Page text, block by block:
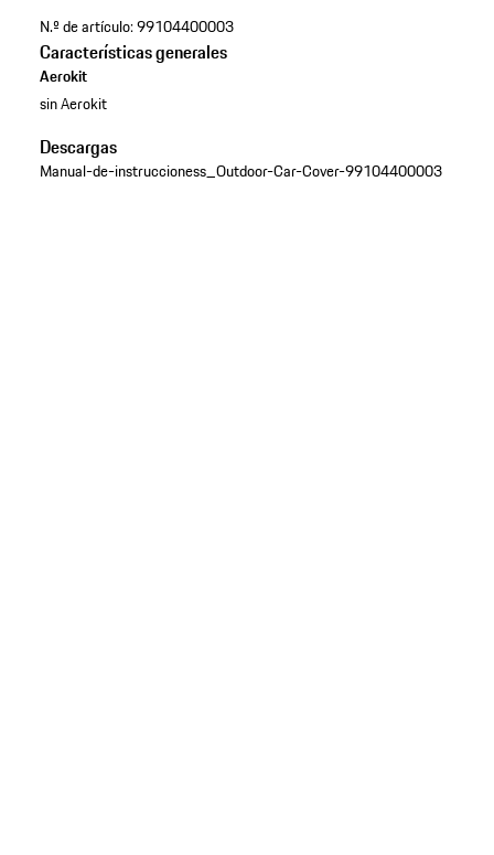
N.º de artículo:99104400003
Características generales
Aerokit
sin Aerokit
Descargas
Manual-de-instruccioness_Outdoor-Car-Cover-99104400003